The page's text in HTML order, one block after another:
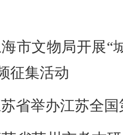
市文物局开展“
征集活动
省举办江苏全